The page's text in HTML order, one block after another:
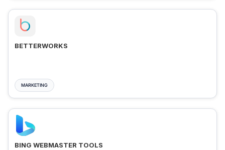
BETTERWORKS
MARKETING
BING WEBMASTER TOOLS